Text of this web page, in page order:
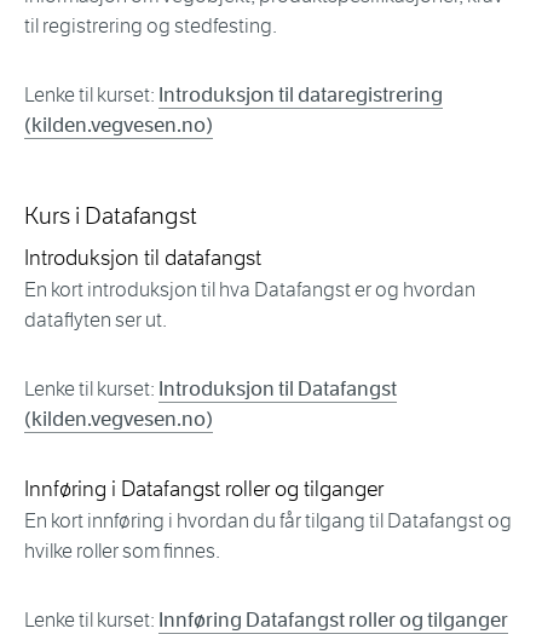
til registrering og stedfesting.
Lenke til kurset: Introduksjon til dataregistrering
(kilden.vegvesen.no)
Kurs i Datafangst
Introduksjon til datafangst
En kort introduksjon til hva Datafangst er og hvordan
dataflyten ser ut.
Lenke til kurset: Introduksjon til Datafangst
(kilden.vegvesen.no)
Innføring i Datafangst roller og tilganger
En kort innføring i hvordan du får tilgang til Datafangst og
hvilke roller som finnes.
Lenke til kurset: Innføring Datafangst roller og tilganger